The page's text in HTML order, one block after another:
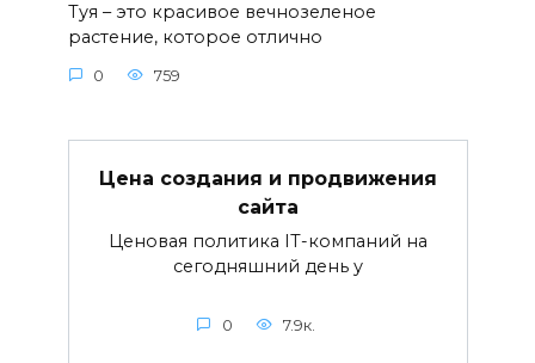
Туя – это красивое вечнозеленое
растение, которое отлично
0 759
Цена создания и продвижения
сайта
Ценовая политика IT-компаний на
сегодняшний день у
0 7.9к.